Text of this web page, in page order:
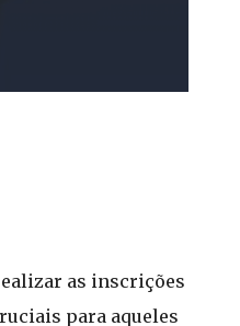
as inscrições
para aqueles